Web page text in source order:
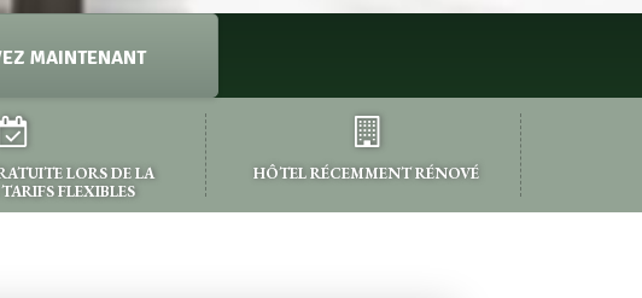
MAINTENANT
LORS DE LA
FLEXIBLES
HÔTEL RÉCEMMENT RÉNOVÉ